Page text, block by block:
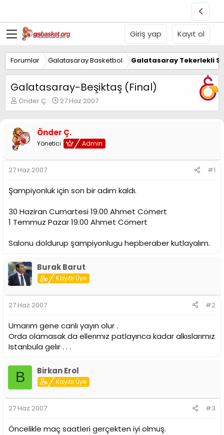
Giriş yap Kayıt ol
Forumlar Galatasaray Basketbol Galatasaray Tekerlekli
Galatasaray-Beşiktaş (Final)
K
o
u
y
u
a
ş
l
a
a
n
Önder Ç.
B
a
a
n
ı
t
a
i
h
i
27 Haz 2007
Önder Ç.
Yönetici Admin
27 Haz 2007 #1
Şampiyonluk için son bir adım kaldı.
30 Haziran Cumartesi 19.00 Ahmet Cömert
1 Temmuz Pazar 19.00 Ahmet Cömert
Salonu doldurup şampiyonlugu hepberaber kutlayalım.
Burak Barut
Kayıtlı Üye
27 Haz 2007 #2
Umarım gene canlı yayın olur .
Orda olamasak da ellerımız patlayınca kadar alkıslarımız
Istanbula gelır . . .
B Birkan Erol
Kayıtlı Üye
27 Haz 2007 #3
Öncelikle maç saatleri gerçekten iyi olmuş.